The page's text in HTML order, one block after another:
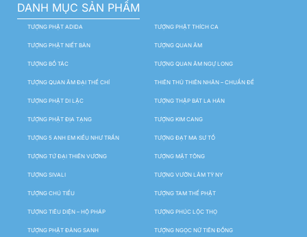
DANH MỤC SẢN PHẨM
TƯỢNG PHẬT ADIDA TƯỢNG PHẬT THÍCH CA
TƯỢNG PHẬT NIẾT BÀN TƯỢNG QUAN ÂM
TƯỢNG BỒ TÁC TƯỢNG QUAN ÂM NGỰ LONG
TƯỢNG QUAN ÂM ĐẠI THẾ CHÍ THIÊN THỦ THIÊN NHÃN – CHUẨN ĐỀ
TƯỢNG PHẬT DI LẶC TƯỢNG THẬP BÁT LA HÁN
TƯỢNG PHẬT ĐỊA TẠNG TƯỢNG KIM CANG
TƯỢNG 5 ANH EM KIỀU NHƯ TRẦN TƯỢNG ĐẠT MA SƯ TỔ
TƯỢNG TỨ ĐẠI THIÊN VƯƠNG TƯỢNG MẬT TÔNG
TƯỢNG SIVALI TƯỢNG VƯỜN LÂM TỲ NY
TƯỢNG CHÚ TIỂU TƯỢNG TAM THẾ PHẬT
TƯỢNG TIÊU DIỆN – HỘ PHÁP TƯỢNG PHÚC LỘC THỌ
TƯỢNG PHẬT ĐẢNG SANH TƯỢNG NGỌC NỮ TIÊN ĐỒNG